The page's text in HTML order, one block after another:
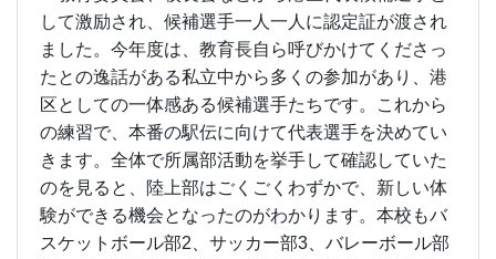
して激励され、候補選手一人一人に認定証が渡され
ました。今年度は、教育長自ら呼びかけてくださっ
たとの逸話がある私立中から多くの参加があり、港
区としての一体感ある候補選手たちです。これから
の練習で、本番の駅伝に向けて代表選手を決めてい
きます。全体で所属部活動を挙手して確認していた
のを見ると、陸上部はごくごくわずかで、新しい体
験ができる機会となったのがわかります。本校もバ
スケットボール部2、サッカー部3、バレーボール部